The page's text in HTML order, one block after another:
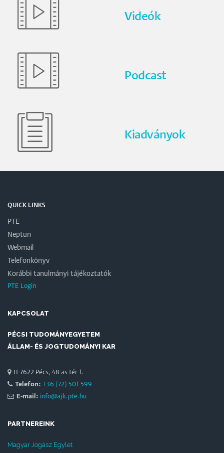
Videók
Podcast
Kiadványok
QUICK LINKS
PTE
Neptun
Webmail
Telefonkönyv
Korábbi tanulmányi tájékoztatók
PTE Login
KAPCSOLAT
PÉCSI TUDOMÁNYEGYETEM
ÁLLAM- ÉS JOGTUDOMÁNYI KAR
H-7622 Pécs, 48-as tér 1.
Telefon: +36 (72) 501-599
E-mail: info@ajk.pte.hu
PARTNEREINK
Magyar Jogász Egylet